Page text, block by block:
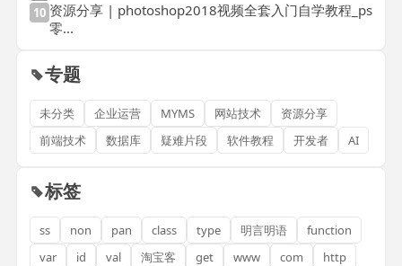
10 资源分享 | photoshop2018视频全套入门自学教程_ps
零...
专题
未分类 企业运营 MYMS 网站技术
资源分享
前端技术
数据库 疑难片段 软件教程 开发者 AI
标签
ss non pan class type 明言明语
function
var
id val 淘宝客 get www com
http